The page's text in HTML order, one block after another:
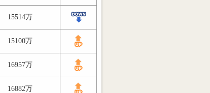
15514万
15100万
16957万
16882万